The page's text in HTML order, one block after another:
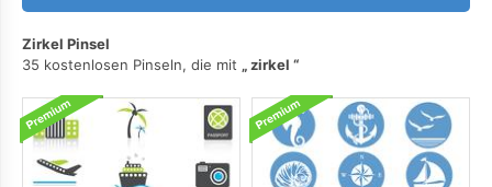
Zirkel Pinsel
35 kostenlosen Pinseln, die mit
zirkel